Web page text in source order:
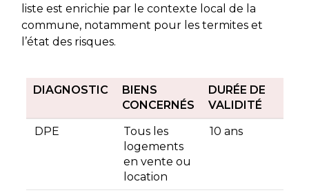
liste est enrichie par le contexte local de la
commune, notamment pour les termites et
l’état des risques.
DIAGNOSTIC
BIENS
CONCERNÉS
DURÉE DE
VALIDITÉ
DPE
Tous les
logements
en vente ou
location
10 ans